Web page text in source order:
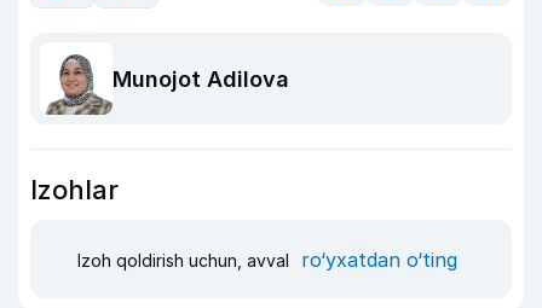
Munojot Adilova
Izohlar
Izoh qoldirish uchun, avval ro‘yxatdan o‘ting